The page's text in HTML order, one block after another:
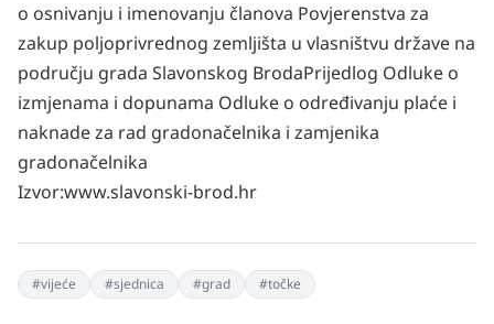
o osnivanju i imenovanju članova Povjerenstva za
zakup poljoprivrednog zemljišta u vlasništvu države na
području grada Slavonskog BrodaPrijedlog Odluke o
izmjenama i dopunama Odluke o određivanju plaće i
naknade za rad gradonačelnika i zamjenika
gradonačelnika
Izvor:www.slavonski-brod.hr
#vijeće #sjednica #grad #točke